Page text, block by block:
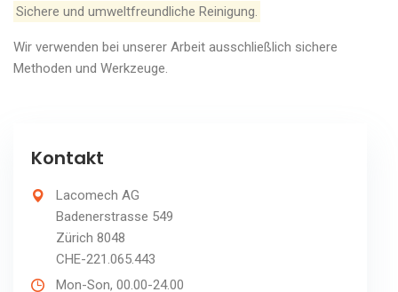
Sichere und umweltfreundliche Reinigung.
Wir verwenden bei unserer Arbeit ausschließlich sichere
Methoden und Werkzeuge.
Kontakt
Lacomech AG
Badenerstrasse 549
Zürich 8048
CHE-221.065.443
Mon-Son, 00.00-24.00